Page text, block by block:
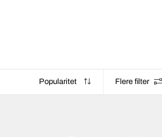
Popularitet Flere filter